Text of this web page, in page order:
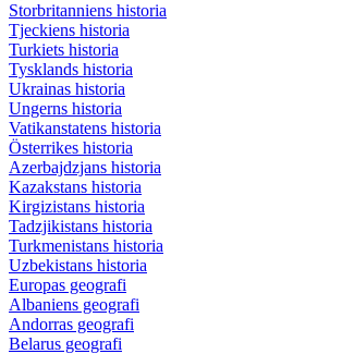
Storbritanniens historia
Tjeckiens historia
Turkiets historia
Tysklands historia
Ukrainas historia
Ungerns historia
Vatikanstatens historia
Österrikes historia
Azerbajdzjans historia
Kazakstans historia
Kirgizistans historia
Tadzjikistans historia
Turkmenistans historia
Uzbekistans historia
Europas geografi
Albaniens geografi
Andorras geografi
Belarus geografi